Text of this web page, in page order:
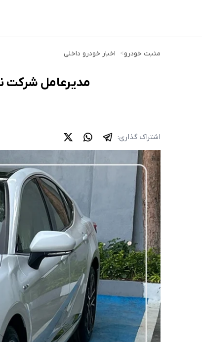
مثبت خودرو> اخبار خودرو داخلی
مدیرعامل شرکت
اشتراک گذاری: